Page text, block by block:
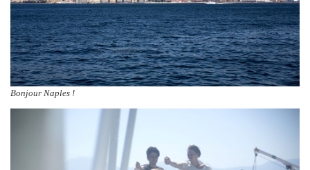
Bonjour Naples !